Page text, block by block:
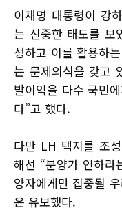
이재명 대통령이 강
는 신중한 태도를 보
성하고 이를 활용하
는 문제의식을 갖고
발이익을 다수 국민
다”고 했다.
다만 LH 택지를 조
해선 “분양가 인하
양자에게만 집중될
은 유보했다.